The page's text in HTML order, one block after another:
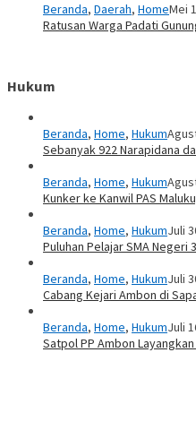
Beranda, Daerah, HomeMei
Ratusan Warga Padati
Hukum
Beranda, Home, Hukum
Sebanyak 922 Narapidana
Beranda, Home, Hukum
Kunker ke Kanwil PAS
Beranda, Home, HukumJuli
Puluhan Pelajar SMA Negeri
Beranda, Home, HukumJuli
Cabang Kejari Ambon di
Beranda, Home, HukumJuli
Satpol PP Ambon